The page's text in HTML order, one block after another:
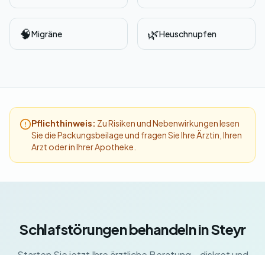
🧠Migräne 🌿Heuschnupfen
Pflichthinweis: Zu Risiken und Nebenwirkungen lesen
Sie die Packungsbeilage und fragen Sie Ihre Ärztin, Ihren
Arzt oder in Ihrer Apotheke.
Schlafstörungen behandeln in Steyr